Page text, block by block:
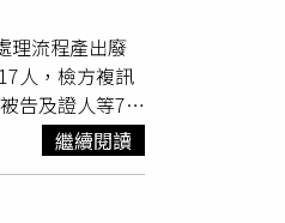
。第二階段：
7月起，向
苗試驗、哨兵
瘟野外病毒，
苗措施，分二
日起全面停止注
，已符合
理流程產出廢
人，檢方複訊
告及證人等7人
許可文件及申
台南地檢署檢
現場開挖，果
繼續閱讀